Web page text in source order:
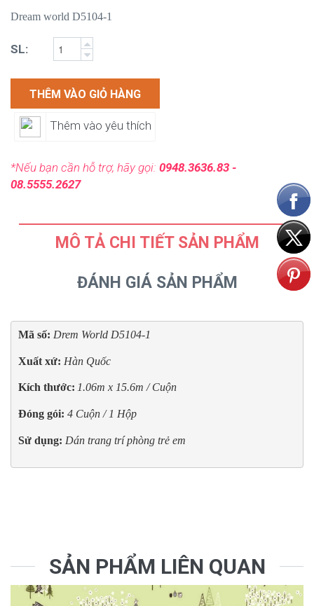
Dream world D5104-1
SL:
THÊM VÀO GIỎ HÀNG
Thêm vào yêu thích
*Nếu bạn cần hỗ trợ, hãy gọi: 0948.3636.83 -
08.5555.2627
MÔ TẢ CHI TIẾT SẢN PHẨM
ĐÁNH GIÁ SẢN PHẨM
Mã số: Drem World D5104-1
Xuất xứ: Hàn Quốc
Kích thước: 1.06m x 15.6m / Cuộn
Đóng gói: 4 Cuộn / 1 Hộp
Sử dụng: Dán trang trí phòng trẻ em
SẢN PHẨM LIÊN QUAN